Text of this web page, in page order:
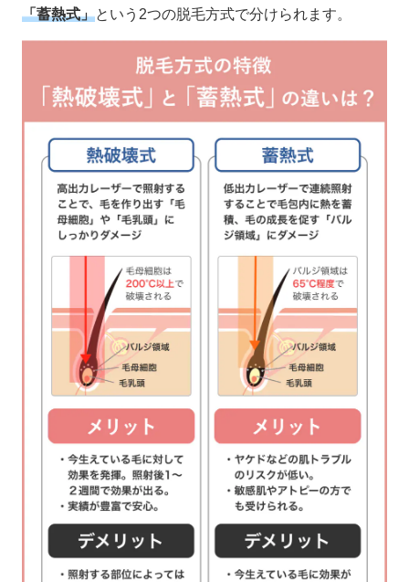
「蓄熱式」という2つの脱毛方式で分けられます。